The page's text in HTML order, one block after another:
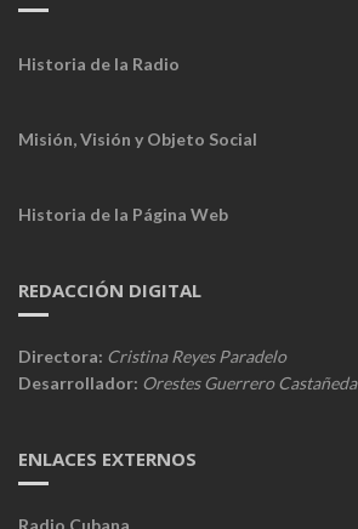
Historia de la Radio
Misión, Visión y Objeto Social
Historia de la Página Web
REDACCIÓN DIGITAL
Directora: Cristina Reyes Paradelo
Desarrollador: Orestes Guerrero Castañeda
ENLACES EXTERNOS